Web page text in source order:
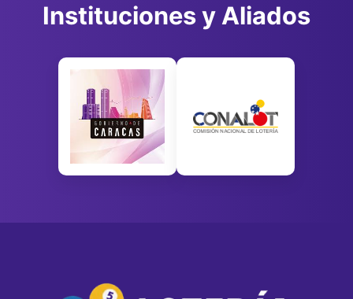
Instituciones y Aliados